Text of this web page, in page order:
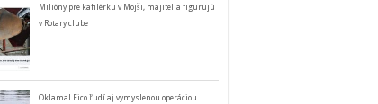
Milióny pre kafilérku v Mojši, majitelia figurujú
v Rotary clube
Oklamal Fico ľudí aj vymyslenou operáciou